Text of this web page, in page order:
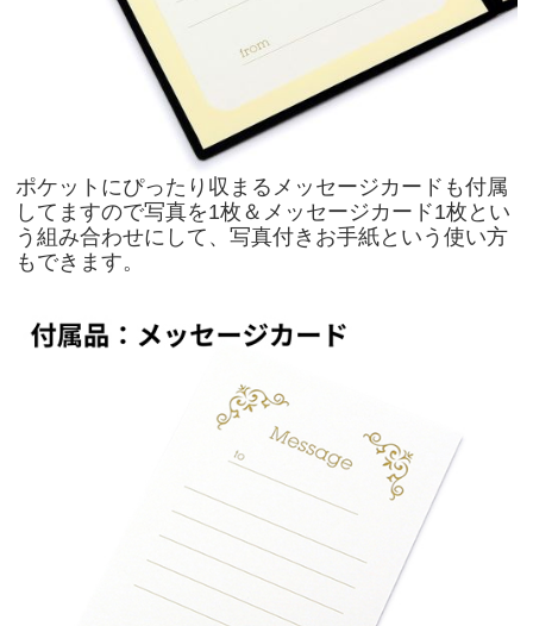
ポケットにぴったり収まるメッセージカードも付属
してますので写真を1枚＆メッセージカード1枚とい
う組み合わせにして、写真付きお手紙という使い方
もできます。